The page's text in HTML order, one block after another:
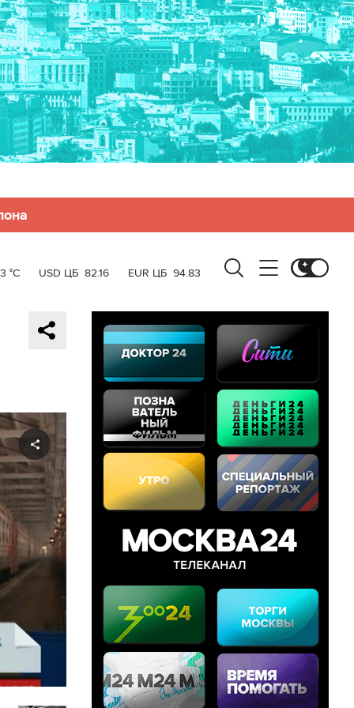
°C USD ЦБ 82.16 EUR ЦБ 94.83
Share